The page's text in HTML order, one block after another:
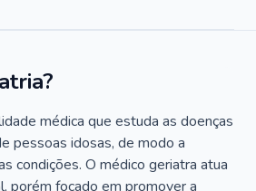
médica que estuda as doenças
pessoas idosas, de modo a
condições. O médico geriatra atua
porém focado em promover a